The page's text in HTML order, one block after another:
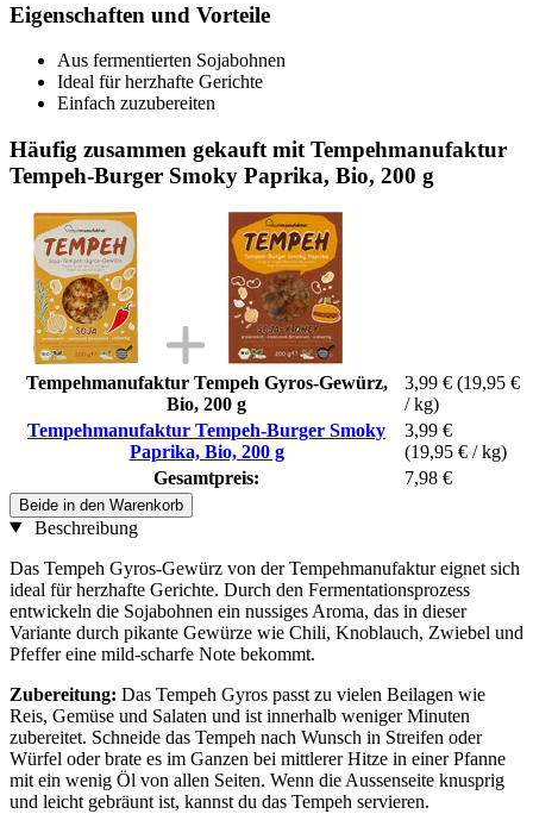
Eigenschaften und Vorteile
Aus fermentierten Sojabohnen
Ideal für herzhafte Gerichte
Einfach zuzubereiten
Häufig zusammen gekauft mit Tempehmanufaktur
Tempeh-Burger Smoky Paprika, Bio, 200 g
Tempehmanufaktur Tempeh Gyros-Gewürz,
Bio, 200 g
3,99 € (19,95 €
/ kg)
Tempehmanufaktur Tempeh-Burger Smoky
Paprika, Bio, 200 g
3,99 €
(19,95 € / kg)
Gesamtpreis:
7,98 €
Beide in den Warenkorb
Beschreibung
Das Tempeh Gyros-Gewürz von der Tempehmanufaktur eignet sich
ideal für herzhafte Gerichte. Durch den Fermentationsprozess
entwickeln die Sojabohnen ein nussiges Aroma, das in dieser
Variante durch pikante Gewürze wie Chili, Knoblauch, Zwiebel und
Pfeffer eine mild-scharfe Note bekommt.
Zubereitung: Das Tempeh Gyros passt zu vielen Beilagen wie
Reis, Gemüse und Salaten und ist innerhalb weniger Minuten
zubereitet. Schneide das Tempeh nach Wunsch in Streifen oder
Würfel oder brate es im Ganzen bei mittlerer Hitze in einer Pfanne
mit ein wenig Öl von allen Seiten. Wenn die Aussenseite knusprig
und leicht gebräunt ist, kannst du das Tempeh servieren.